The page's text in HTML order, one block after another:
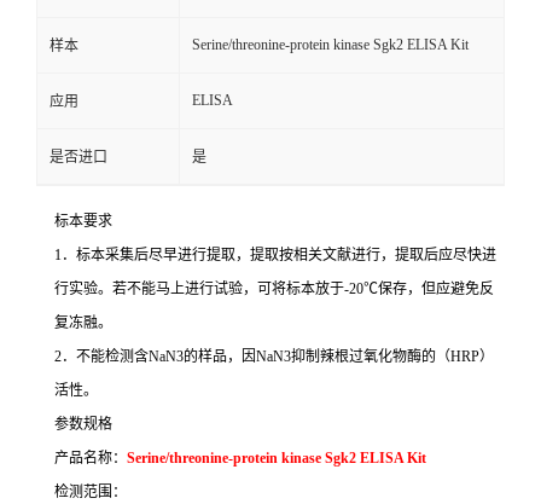
样本 Serine/threonine-protein kinase Sgk2 ELISA Kit
应用 ELISA
是否进口 是
标本要求
1．标本采集后尽早进行提取，提取按相关文献进行，提取后应尽快进
行实验。若不能马上进行试验，可将标本放于-20℃保存，但应避免反
复冻融。
2．不能检测含NaN3的样品，因NaN3抑制辣根过氧化物酶的（HRP）
活性。
参数规格
产品名称： Serine/threonine-protein kinase Sgk2 ELISA Kit
检测范围：